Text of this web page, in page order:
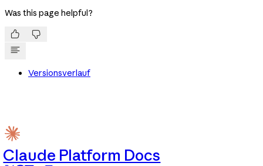
Was this page helpful?
 
Versionsverlauf
Claude Platform Docs